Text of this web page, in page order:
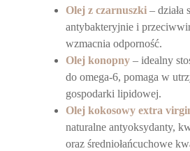
Olej z czarnuszki – działa
antybakteryjnie i
wzmacnia odporność.
Olej konopny – idealny
do omega-6, pomaga w
gospodarki lipidowej.
Olej kokosowy extra
naturalne antyoksydanty,
oraz średniołańcuchowe